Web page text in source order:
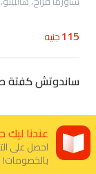
115جنيه
ساندوتش كفتة
كفتة مشوية،
85 - 100 جنيه
عندنا
احصل على
بالخصومات!